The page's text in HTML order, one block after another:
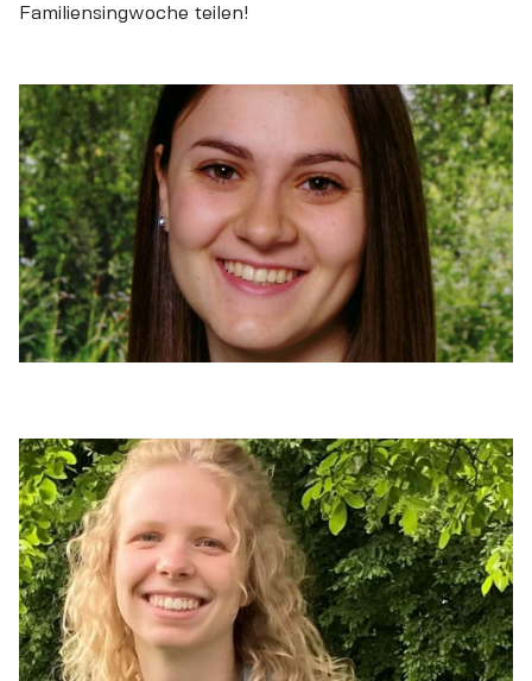
Familiensingwoche teilen!